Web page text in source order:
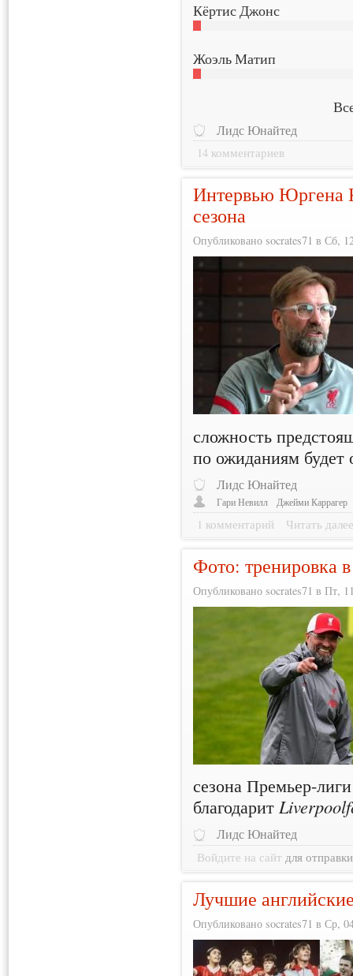
Кёртис Джонс
Жоэль Матип
Лидс Юнайтед
14 комментариев
Интервью Юргена
сезона
Опубликовано socrates71 в Сб,
сложность
по ожиданиям
Лидс Юнайтед
Гари Невилл Джейми Каррагер
1 комментарий Читать
Фото: тренировка
Опубликовано socrates71 в Пт,
сезона Премьер-
благодарит
Лидс Юнайтед
Войдите на сайт для
Лучшие
Опубликовано socrates71 в Ср,